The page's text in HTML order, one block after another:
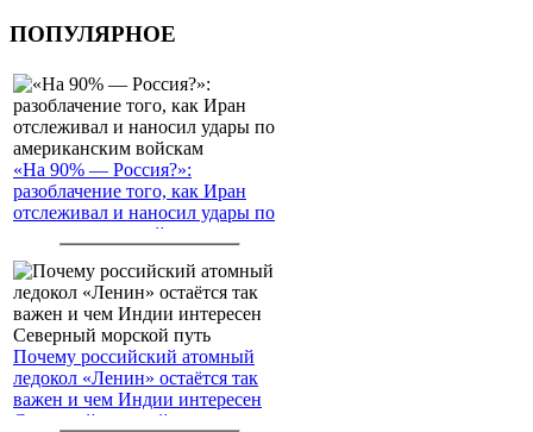
ПОПУЛЯРНОЕ
«На 90% — Россия?»:
разоблачение того, как Иран
отслеживал и наносил удары по
американским войскам
Почему российский атомный
ледокол «Ленин» остаётся так
важен и чем Индии интересен
Северный морской путь